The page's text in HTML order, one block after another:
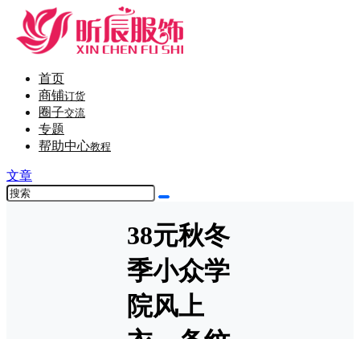
首页
商铺订货
圈子交流
专题
帮助中心教程
文章
38元秋冬
季小众学
院风上